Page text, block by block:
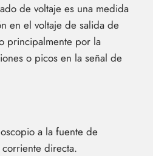
de voltaje es una medida
en el voltaje de salida de
principalmente por la
o picos en la señal de
a la fuente de
directa.